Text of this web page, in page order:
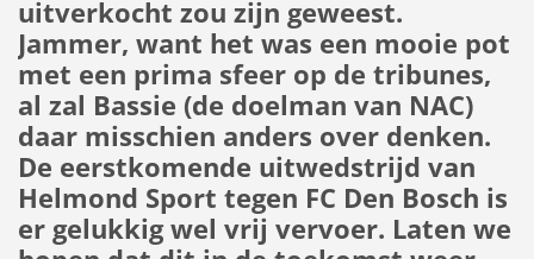
uitverkocht zou zijn geweest.
Jammer, want het was een mooie pot
met een prima sfeer op de tribunes,
al zal Bassie (de doelman van NAC)
daar misschien anders over denken.
De eerstkomende uitwedstrijd van
Helmond Sport tegen FC Den Bosch is
er gelukkig wel vrij vervoer. Laten we